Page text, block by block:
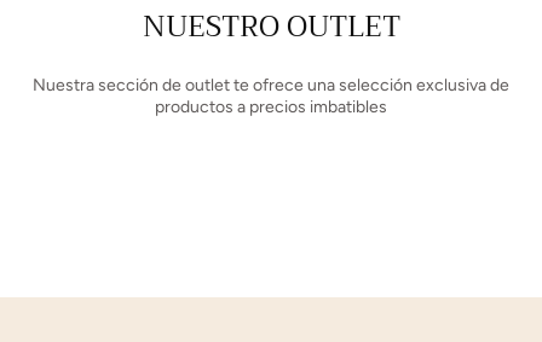
NUESTRO OUTLET
Nuestra sección de outlet te ofrece una selección exclusiva de
productos a precios imbatibles